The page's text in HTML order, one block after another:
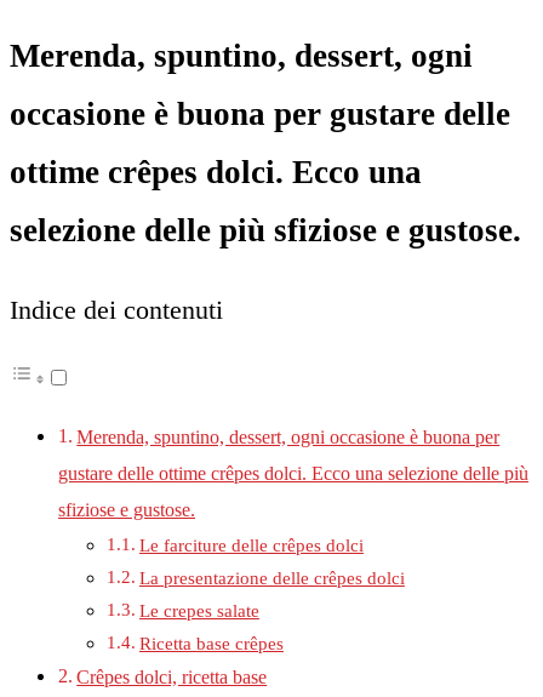
Merenda, spuntino, dessert, ogni
occasione è buona per gustare delle
ottime crêpes dolci. Ecco una
selezione delle più sfiziose e gustose.
Indice dei contenuti
Merenda, spuntino, dessert, ogni occasione è buona per
gustare delle ottime crêpes dolci. Ecco una selezione delle più
sfiziose e gustose.
Le farciture delle crêpes dolci
La presentazione delle crêpes dolci
Le crepes salate
Ricetta base crêpes
Crêpes dolci, ricetta base